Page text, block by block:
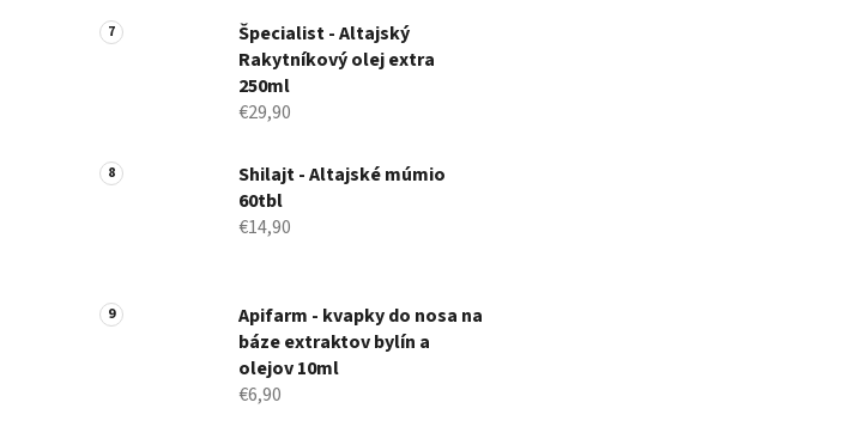
Špecialist - Altajský
Rakytníkový olej extra
250ml
€29,90
Shilajt - Altajské múmio
60tbl
€14,90
Apifarm - kvapky do nosa na
báze extraktov bylín a
olejov 10ml
€6,90